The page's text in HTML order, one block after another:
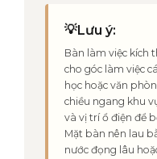
💡Lưu ý:
Bàn làm việc kích
cho góc làm việc
học hoặc văn
chiều ngang khu
và vị trí ổ điện để
Mặt bàn nên lau
nước đọng lâu